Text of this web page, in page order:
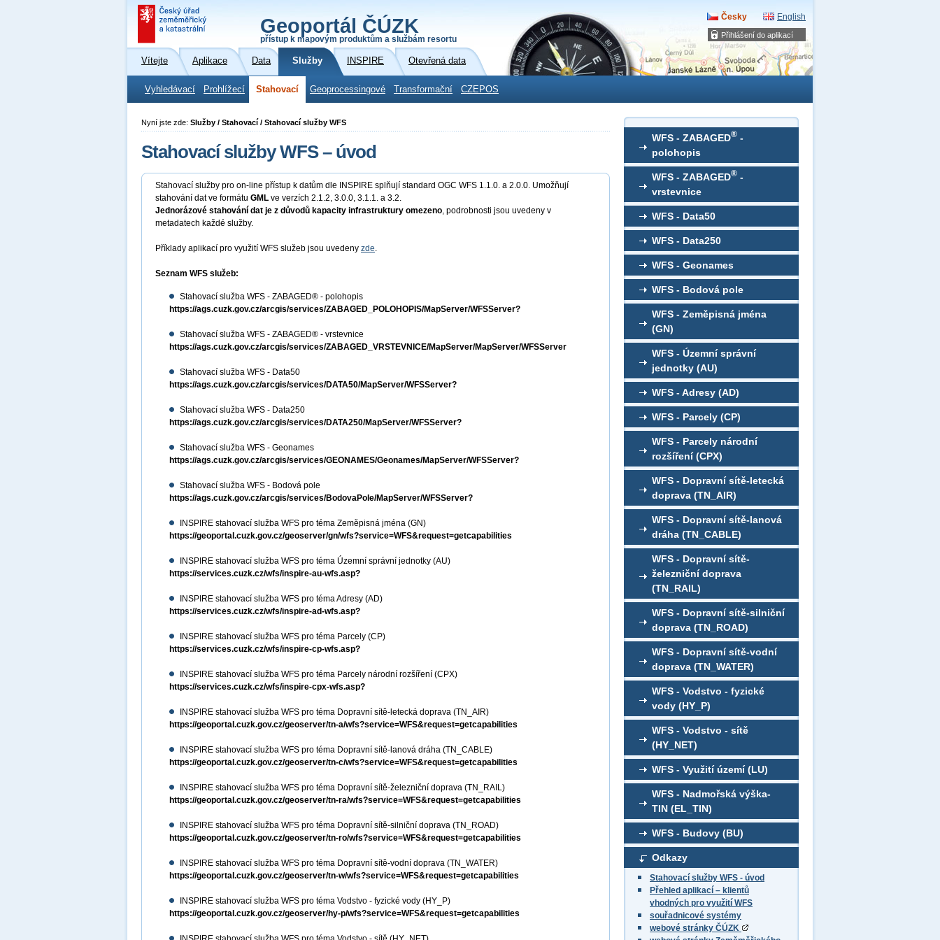
Přihlášení do aplikací
Geoportál ČÚZK
přístup k mapovým produktům a službám resortu
Česky English
Vítejte Aplikace Data Služby INSPIRE Otevřená data
Vyhledávací Prohlížecí Stahovací Geoprocessingové Transformační CZEPOS
WFS - ZABAGED® -
polohopis
WFS - ZABAGED® -
vrstevnice
WFS - Data50
WFS - Data250
WFS - Geonames
WFS - Bodová pole
WFS - Zeměpisná jména
(GN)
WFS - Územní správní
jednotky (AU)
WFS - Adresy (AD)
WFS - Parcely (CP)
WFS - Parcely národní
rozšíření (CPX)
WFS - Dopravní sítě-letecká
doprava (TN_AIR)
WFS - Dopravní sítě-lanová
dráha (TN_CABLE)
WFS - Dopravní sítě-
železniční doprava
(TN_RAIL)
WFS - Dopravní sítě-silniční
doprava (TN_ROAD)
WFS - Dopravní sítě-vodní
doprava (TN_WATER)
WFS - Vodstvo - fyzické
vody (HY_P)
WFS - Vodstvo - sítě
(HY_NET)
WFS - Využití území (LU)
WFS - Nadmořská výška-
TIN (EL_TIN)
WFS - Budovy (BU)
Odkazy
Stahovací služby WFS - úvod
Přehled aplikací – klientů
vhodných pro využití WFS
souřadnicové systémy
webové stránky ČÚZK
Nyní jste zde: Služby / Stahovací / Stahovací služby WFS
Stahovací služby WFS – úvod
Stahovací služby pro on-line přístup k datům dle INSPIRE splňují standard OGC WFS 1.1.0. a 2.0.0. Umožňují
stahování dat ve formátu GML ve verzích 2.1.2, 3.0.0, 3.1.1. a 3.2.
Jednorázové stahování dat je z důvodů kapacity infrastruktury omezeno, podrobnosti jsou uvedeny v
metadatech každé služby.
Příklady aplikací pro využití WFS služeb jsou uvedeny zde.
Seznam WFS služeb:
Stahovací služba WFS - ZABAGED® - polohopis
https://ags.cuzk.gov.cz/arcgis/services/ZABAGED_POLOHOPIS/MapServer/WFSServer?
Stahovací služba WFS - ZABAGED® - vrstevnice
https://ags.cuzk.gov.cz/arcgis/services/ZABAGED_VRSTEVNICE/MapServer/MapServer/WFSServer
Stahovací služba WFS - Data50
https://ags.cuzk.gov.cz/arcgis/services/DATA50/MapServer/WFSServer?
Stahovací služba WFS - Data250
https://ags.cuzk.gov.cz/arcgis/services/DATA250/MapServer/WFSServer?
Stahovací služba WFS - Geonames
https://ags.cuzk.gov.cz/arcgis/services/GEONAMES/Geonames/MapServer/WFSServer?
Stahovací služba WFS - Bodová pole
https://ags.cuzk.gov.cz/arcgis/services/BodovaPole/MapServer/WFSServer?
INSPIRE stahovací služba WFS pro téma Zeměpisná jména (GN)
https://geoportal.cuzk.gov.cz/geoserver/gn/wfs?service=WFS&request=getcapabilities
INSPIRE stahovací služba WFS pro téma Územní správní jednotky (AU)
https://services.cuzk.cz/wfs/inspire-au-wfs.asp?
INSPIRE stahovací služba WFS pro téma Adresy (AD)
https://services.cuzk.cz/wfs/inspire-ad-wfs.asp?
INSPIRE stahovací služba WFS pro téma Parcely (CP)
https://services.cuzk.cz/wfs/inspire-cp-wfs.asp?
INSPIRE stahovací služba WFS pro téma Parcely národní rozšíření (CPX)
https://services.cuzk.cz/wfs/inspire-cpx-wfs.asp?
INSPIRE stahovací služba WFS pro téma Dopravní sítě-letecká doprava (TN_AIR)
https://geoportal.cuzk.gov.cz/geoserver/tn-a/wfs?service=WFS&request=getcapabilities
INSPIRE stahovací služba WFS pro téma Dopravní sítě-lanová dráha (TN_CABLE)
https://geoportal.cuzk.gov.cz/geoserver/tn-c/wfs?service=WFS&request=getcapabilities
INSPIRE stahovací služba WFS pro téma Dopravní sítě-železniční doprava (TN_RAIL)
https://geoportal.cuzk.gov.cz/geoserver/tn-ra/wfs?service=WFS&request=getcapabilities
INSPIRE stahovací služba WFS pro téma Dopravní sítě-silniční doprava (TN_ROAD)
https://geoportal.cuzk.gov.cz/geoserver/tn-ro/wfs?service=WFS&request=getcapabilities
INSPIRE stahovací služba WFS pro téma Dopravní sítě-vodní doprava (TN_WATER)
https://geoportal.cuzk.gov.cz/geoserver/tn-w/wfs?service=WFS&request=getcapabilities
INSPIRE stahovací služba WFS pro téma Vodstvo - fyzické vody (HY_P)
https://geoportal.cuzk.gov.cz/geoserver/hy-p/wfs?service=WFS&request=getcapabilities